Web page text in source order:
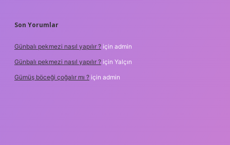
Son Yorumlar
Günbalı pekmezi nasıl yapılır ? için admin
Günbalı pekmezi nasıl yapılır ? için Yalçın
Gümüş böceği çoğalır mı ? için admin